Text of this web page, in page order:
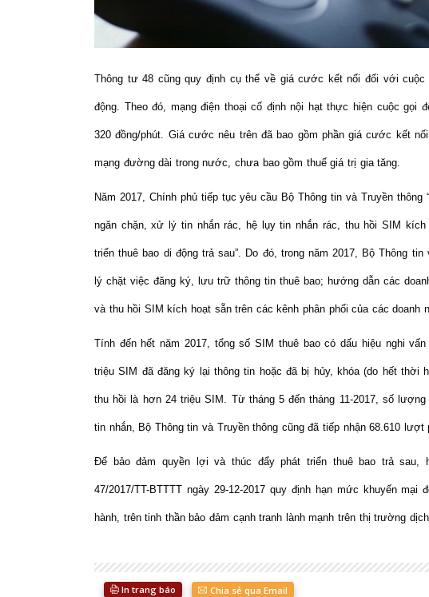
Thông tư 48 cũng quy định cụ thể về giá cước kết nối đối với
động. Theo đó, mạng điện thoại cố định nội hạt thực hiện cuộc gọi
320 đồng/phút. Giá cước nêu trên đã bao gồm phần giá cước kết
mạng đường dài trong nước, chưa bao gồm thuế giá trị gia tăng.
Năm 2017, Chính phủ tiếp tục yêu cầu Bộ Thông tin và Truyền
ngăn chặn, xử lý tin nhắn rác, hệ lụy tin nhắn rác, thu hồi SIM
triển thuê bao di động trả sau”. Do đó, trong năm 2017, Bộ Thông
lý chặt việc đăng ký, lưu trữ thông tin thuê bao; hướng dẫn các
và thu hồi SIM kích hoạt sẵn trên các kênh phân phối của các doanh
Tính đến hết năm 2017, tổng số SIM thuê bao có dấu hiệu nghi
triệu SIM đã đăng ký lại thông tin hoặc đã bị hủy, khóa (do hết thời
thu hồi là hơn 24 triệu SIM. Từ tháng 5 đến tháng 11-2017, số
tin nhắn, Bộ Thông tin và Truyền thông cũng đã tiếp nhận 68.610 lượt
Để bảo đảm quyền lợi và thúc đẩy phát triển thuê bao trả
47/2017/TT-BTTTT ngày 29-12-2017 quy định hạn mức khuyến
hành, trên tinh thần bảo đảm cạnh tranh lành mạnh trên thị trường
In trang báo Chia sẻ qua Email